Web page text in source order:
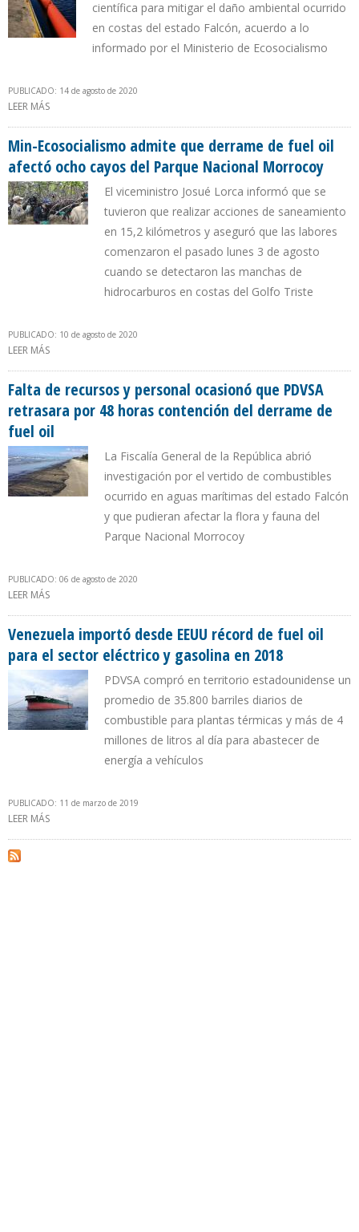
científica para mitigar el daño ambiental ocurrido
en costas del estado Falcón, acuerdo a lo
informado por el Ministerio de Ecosocialismo
PUBLICADO: 14 de agosto de 2020
LEER MÁS
Min-Ecosocialismo admite que derrame de fuel oil
afectó ocho cayos del Parque Nacional Morrocoy
El viceministro Josué Lorca informó que se
tuvieron que realizar acciones de saneamiento
en 15,2 kilómetros y aseguró que las labores
comenzaron el pasado lunes 3 de agosto
cuando se detectaron las manchas de
hidrocarburos en costas del Golfo Triste
PUBLICADO: 10 de agosto de 2020
LEER MÁS
Falta de recursos y personal ocasionó que PDVSA
retrasara por 48 horas contención del derrame de
fuel oil
La Fiscalía General de la República abrió
investigación por el vertido de combustibles
ocurrido en aguas marítimas del estado Falcón
y que pudieran afectar la flora y fauna del
Parque Nacional Morrocoy
PUBLICADO: 06 de agosto de 2020
LEER MÁS
OIL
Venezuela importó desde EEUU récord de fuel oil
para el sector eléctrico y gasolina en 2018
PDVSA compró en territorio estadounidense un
promedio de 35.800 barriles diarios de
combustible para plantas térmicas y más de 4
millones de litros al día para abastecer de
energía a vehículos
PUBLICADO: 11 de marzo de 2019
LEER MÁS